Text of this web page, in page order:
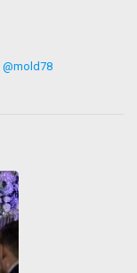
@mold78